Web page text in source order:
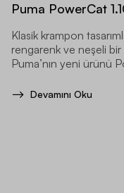
Puma PowerCat
Klasik krampon
rengarenk ve neşeli bir
Puma’nın yeni ürünü
Devamını Oku